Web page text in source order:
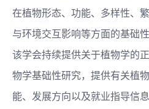
在植物形态、功能、多样性、
与环境交互影响等方面的基础
该学会持续提供关于植物学的
物学基础性研究，提供有关植
能、发展方向以及就业指导信